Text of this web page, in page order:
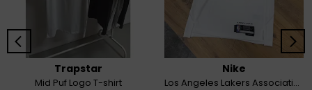
Trapstar
Mid Puf Logo T-shirt
Nike
Los Angeles Lakers Association Edition NBA Swingman Erkek Forması